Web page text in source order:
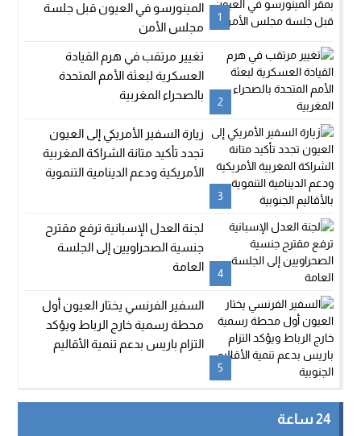
1
المينورسو في العيون قبل جلسة
مجلس الأمن
2
تغيير مرتقب في هرم القيادة
العسكرية لبعثة الأمم المتحدة
بالصحراء المغربية
3
زيارة السفير الأمريكي إلى العيون
تجدد تأكيد متانة الشراكة المغربية
الأمريكية ودعم الدينامية التنموية
4
لجنة العدل الإسبانية ترفع مقترح
جنسية الصحراويين إلى الجلسة
العامة
5
السفير الفرنسي يختار العيون أول
محطة رسمية خارج الرباط ويؤكد
التزام باريس بدعم تنمية الأقاليم
24 ساعة